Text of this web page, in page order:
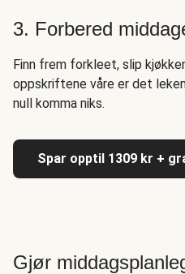
3. Forbered
Finn frem forkleet, slip
oppskriftene våre er det
null komma niks.
Spar opptil 1309 kr +
Gjør